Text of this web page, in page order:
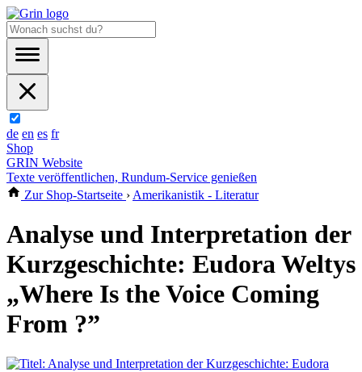
de en es fr
Shop
GRIN Website
Texte veröffentlichen, Rundum-Service genießen
Zur Shop-Startseite › Amerikanistik - Literatur
Analyse und Interpretation der
Kurzgeschichte: Eudora Weltys
„Where Is the Voice Coming
From ?”